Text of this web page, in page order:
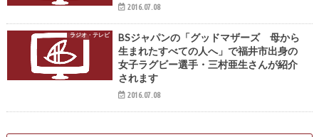
2016.07.08
ラジオ・テレビ
BSジャパンの「グッドマザーズ 母から
生まれたすべての人へ」で福井市出身の
女子ラグビー選手・三村亜生さんが紹介
されます
2016.07.08